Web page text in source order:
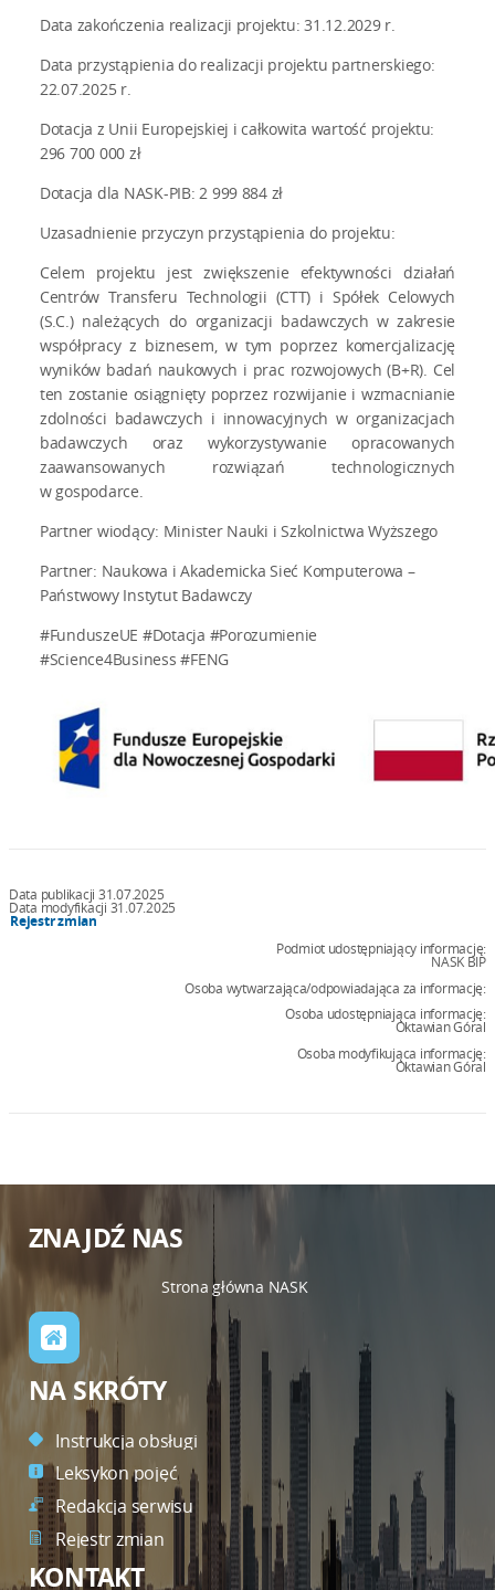
Data zakończenia realizacji projektu: 31.12.2029 r.
Data przystąpienia do realizacji projektu partnerskiego:
22.07.2025 r.
Dotacja z Unii Europejskiej i całkowita wartość projektu:
296 700 000 zł
Dotacja dla NASK-PIB: 2 999 884 zł
Uzasadnienie przyczyn przystąpienia do projektu:
Celem projektu jest zwiększenie efektywności działań
Centrów Transferu Technologii (CTT) i Spółek Celowych
(S.C.) należących do organizacji badawczych w zakresie
współpracy z biznesem, w tym poprzez komercjalizację
wyników badań naukowych i prac rozwojowych (B+R). Cel
ten zostanie osiągnięty poprzez rozwijanie i wzmacnianie
zdolności badawczych i innowacyjnych w organizacjach
badawczych oraz wykorzystywanie opracowanych
zaawansowanych rozwiązań technologicznych
w gospodarce.
Partner wiodący: Minister Nauki i Szkolnictwa Wyższego
Partner: Naukowa i Akademicka Sieć Komputerowa –
Państwowy Instytut Badawczy
#FunduszeUE #Dotacja #Porozumienie
#Science4Business #FENG
Data publikacji 31.07.2025
Data modyfikacji 31.07.2025
Rejestr zmian
Podmiot udostępniający informację:
NASK BIP
Osoba wytwarzająca/odpowiadająca za informację:
Osoba udostępniająca informację:
Oktawian Góral
Osoba modyfikująca informację:
Oktawian Góral
ZNAJDŹ NAS
Strona główna NASK
NA SKRÓTY
Instrukcja obsługi
Leksykon pojęć
Redakcja serwisu
Rejestr zmian
KONTAKT